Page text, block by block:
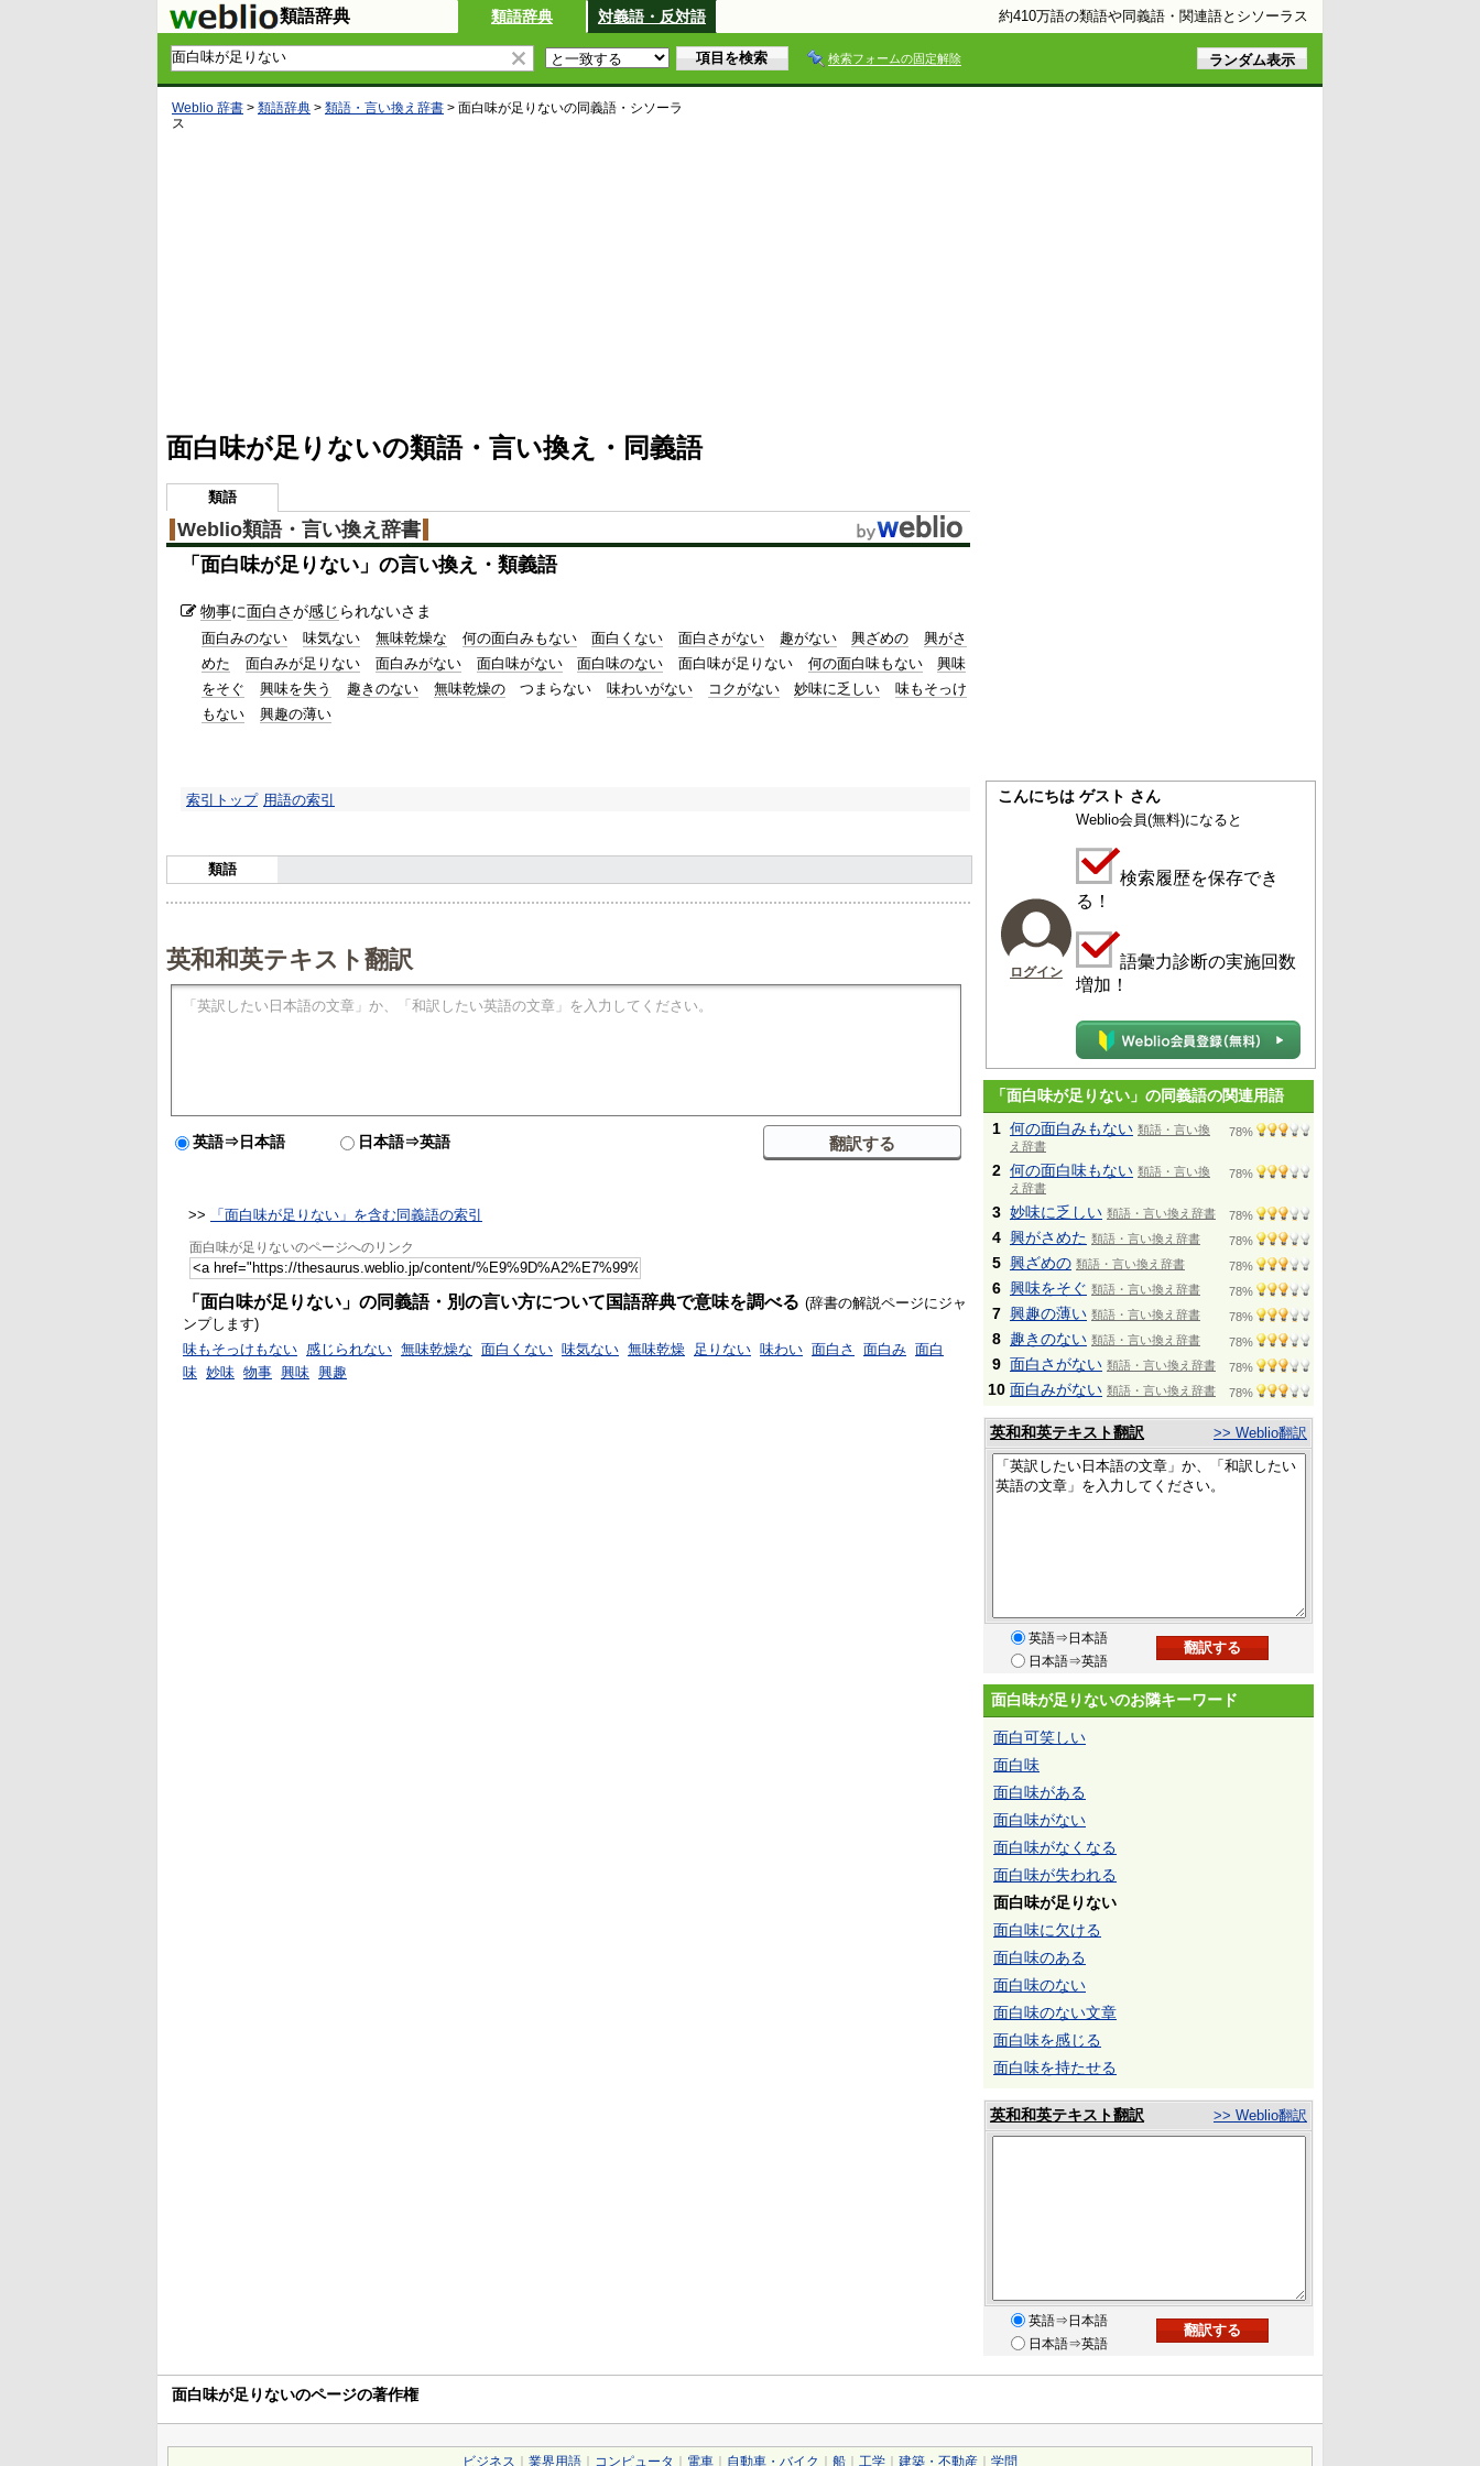
類語辞典 類語辞典 対義語・反対語 約410万語の類語や同義語・関連語とシソーラス
検索フォームの固定解除
Weblio 辞書 > 類語辞典 > 類語・言い換え辞書 > 面白味が足りないの同義語・シソーラ
ス
4
1
.
%
面白味が足りないの類語・言い換え・同義語
類語
Weblio類語・言い換え辞書
「 面白味が足りない 」の言い換え・類義語
物事に面白さが感じ られないさま
面白みのない 味気ない 無味乾燥な 何の面白みもない 面白くない 面白さがない 趣がない 興ざめの
興がさ
めた
面白みが足りない 面白みがない 面白味がない 面白味のない 面白味が足りない 何の面白味もない
興味
をそぐ
興味を失う 趣きのない 無味乾燥の つまらない 味わいがない コクがない 妙味に乏しい
味もそっけ
もない
興趣の薄い
索引トップ 用語の索引
類語
英和和英テキスト翻訳
英語⇒日本語 日本語⇒英語
>> 「面白味が足りない」を含む同義語の索引
面白味が足りないのページへのリンク
「面白味が足りない」の同義語・別の言い方について国語辞典で意味を調べる (辞書の解説ページにジャ
ンプします)
味もそっけもない 感じられない 無味乾燥な 面白くない 味気ない 無味乾燥 足りない 味わい 面白さ 面白み 面白
味 妙味 物事 興味 興趣
こんにちは ゲスト さん
ログイン
Weblio会員(無料)になると
検索履歴を保存でき
る！
語彙力診断の実施回数
増加！
「面白味が足りない」の同義語の関連用語
1 何の面白みもない 類語・言い換
え辞書
78%
2 何の面白味もない 類語・言い換
え辞書
78%
3 妙味に乏しい 類語・言い換え辞書 78%
4 興がさめた 類語・言い換え辞書 78%
5 興ざめの 類語・言い換え辞書 78%
6 興味をそぐ 類語・言い換え辞書 78%
7 興趣の薄い 類語・言い換え辞書 78%
8 趣きのない 類語・言い換え辞書 78%
9 面白さがない 類語・言い換え辞書 78%
10 面白みがない 類語・言い換え辞書 78%
英和和英テキスト翻訳 >> Weblio翻訳
英語⇒日本語
日本語⇒英語
面白味が足りないのお隣キーワード
面白可笑しい
面白味
面白味がある
面白味がない
面白味がなくなる
面白味が失われる
面白味が足りない
面白味に欠ける
面白味のある
面白味のない
面白味のない文章
面白味を感じる
面白味を持たせる
英和和英テキスト翻訳 >> Weblio翻訳
英語⇒日本語
日本語⇒英語
面白味が足りないのページの著作権
ビジネス 業界用語 コンピュータ 電車 自動車・バイク 船 工学 建築・不動産 学問